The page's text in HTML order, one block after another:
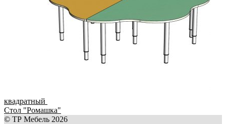
квадратный
Стол "Ромашка"
© ТР Мебель 2026